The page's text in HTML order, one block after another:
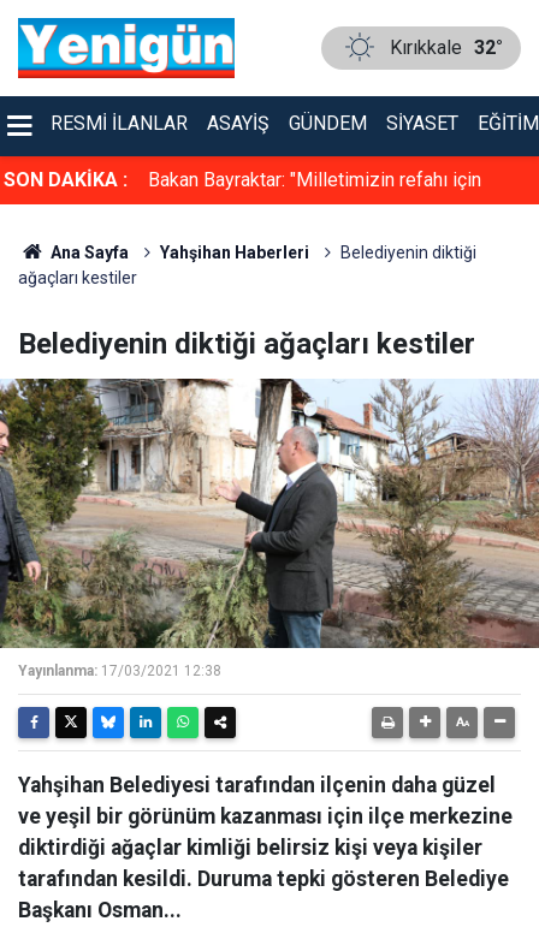
Kırıkkale 32°
RESMI İLANLAR ASAYIŞ GÜNDEM SIYASET EĞITIM
SON DAKİKA :
hastalıklara Bakan Bayraktar: "Milletimizin refahı için
Ana Sayfa Yahşihan Haberleri
Belediyenin diktiği
ağaçları kestiler
Belediyenin diktiği ağaçları kestiler
Yayınlanma: 17/03/2021 12:38
Yahşihan Belediyesi tarafından ilçenin daha güzel
ve yeşil bir görünüm kazanması için ilçe merkezine
diktirdiği ağaçlar kimliği belirsiz kişi veya kişiler
tarafından kesildi. Duruma tepki gösteren Belediye
Başkanı Osman...